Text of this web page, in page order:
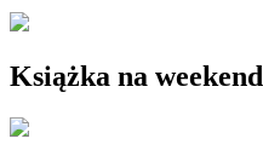
Książka na weekend